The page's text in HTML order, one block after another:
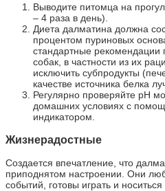
Выводите питомца на
– 4 раза в день).
Диета далматина должна
процентом пуриновых
стандартные рекомендации
собак, в частности из их
исключить субпродукты
качестве источника белка
Регулярно проверяйте рН
домашних условиях с
индикатором.
Жизнерадостные
Создается впечатление, что
приподнятом настроении. Они
событий, готовы играть и